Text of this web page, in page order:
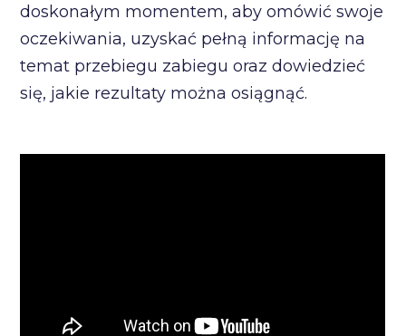
doskonałym momentem, aby omówić swoje
oczekiwania, uzyskać pełną informację na
temat przebiegu zabiegu oraz dowiedzieć
się, jakie rezultaty można osiągnąć.